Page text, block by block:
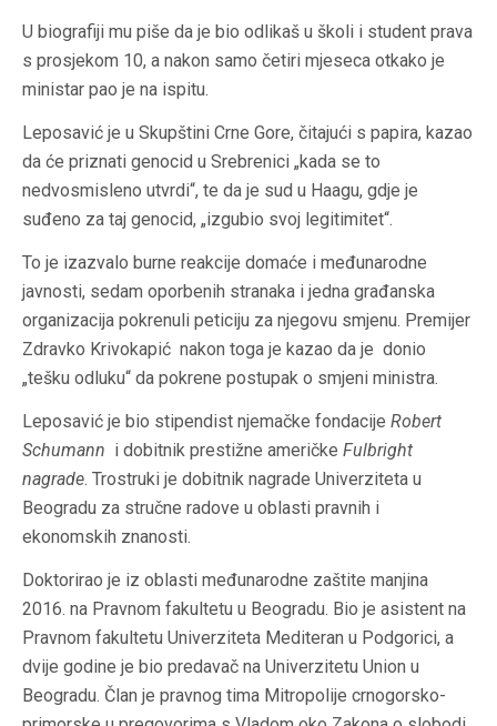
U biografiji mu piše da je bio odlikaš u školi i student prava
s prosjekom 10, a nakon samo četiri mjeseca otkako je
ministar pao je na ispitu.
Leposavić je u Skupštini Crne Gore, čitajući s papira, kazao
da će priznati genocid u Srebrenici „kada se to
nedvosmisleno utvrdi“, te da je sud u Haagu, gdje je
suđeno za taj genocid, „izgubio svoj legitimitet“.
To je izazvalo burne reakcije domaće i međunarodne
javnosti, sedam oporbenih stranaka i jedna građanska
organizacija pokrenuli peticiju za njegovu smjenu. Premijer
Zdravko Krivokapić nakon toga je kazao da je donio
„tešku odluku“ da pokrene postupak o smjeni ministra.
Leposavić je bio stipendist njemačke fondacije Robert
Schumann i dobitnik prestižne američke Fulbright
nagrade. Trostruki je dobitnik nagrade Univerziteta u
Beogradu za stručne radove u oblasti pravnih i
ekonomskih znanosti.
Doktorirao je iz oblasti međunarodne zaštite manjina
2016. na Pravnom fakultetu u Beogradu. Bio je asistent na
Pravnom fakultetu Univerziteta Mediteran u Podgorici, a
dvije godine je bio predavač na Univerzitetu Union u
Beogradu. Član je pravnog tima Mitropolije crnogorsko-